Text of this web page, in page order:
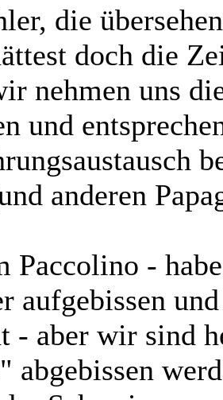
die
doch die
nehmen uns
und
anderen
Paccolino -
aufgebissen
- aber wir sind
abgebissen